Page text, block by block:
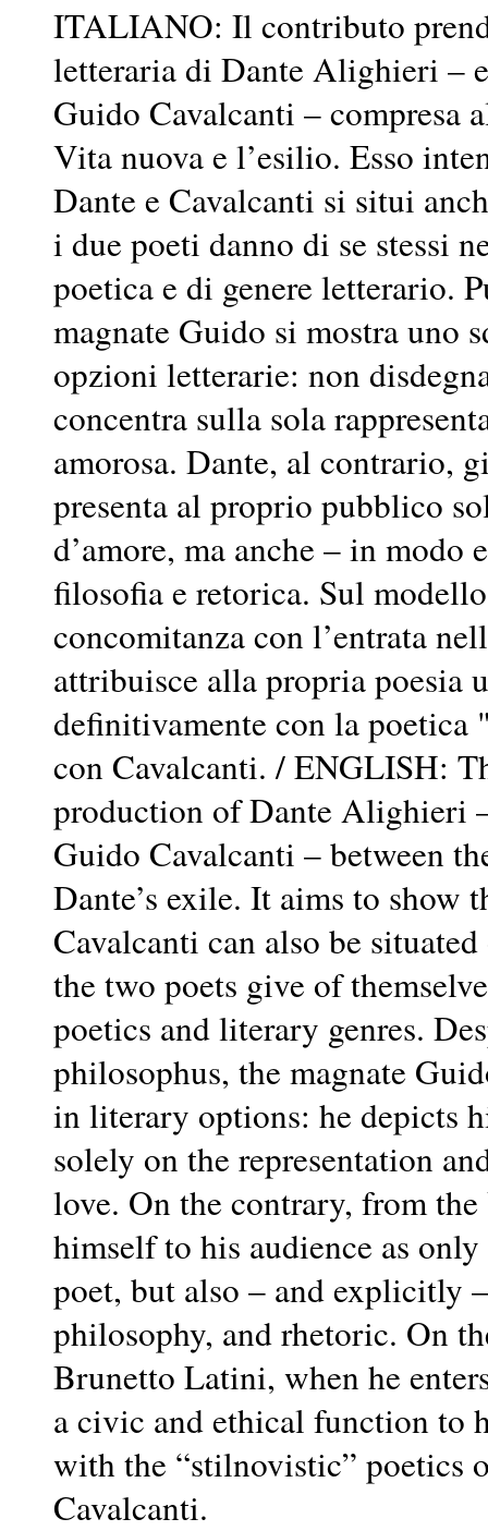
ITALIANO: Il contributo
letteraria di Dante Alighieri –
Guido Cavalcanti – compresa
Vita nuova e l’esilio. Esso
Dante e Cavalcanti si situi
i due poeti danno di se stessi
poetica e di genere letterario.
magnate Guido si mostra uno
opzioni letterarie: non
concentra sulla sola
amorosa. Dante, al contrario,
presenta al proprio pubblico
d’amore, ma anche – in
filosofia e retorica. Sul
concomitanza con l’entrata
attribuisce alla propria poesia
definitivamente con la
con Cavalcanti. / ENGLISH:
production of Dante Alighieri
Guido Cavalcanti – between
Dante’s exile. It aims to show
Cavalcanti can also be
the two poets give of
poetics and literary genres.
philosophus, the magnate
in literary options: he depicts
solely on the representation
love. On the contrary, from
himself to his audience as
poet, but also – and explicitly
philosophy, and rhetoric. On
Brunetto Latini, when he
a civic and ethical function to
with the “stilnovistic” poetics
Cavalcanti.